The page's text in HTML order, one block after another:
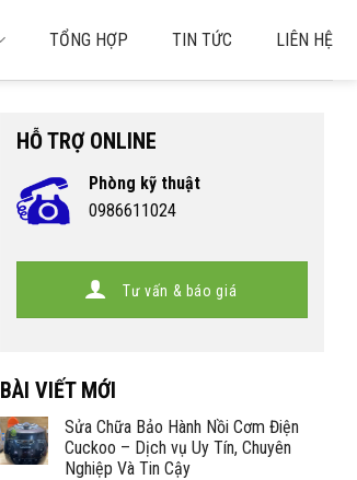
TỔNG HỢP TIN TỨC LIÊN HỆ
HỖ TRỢ ONLINE
Phòng kỹ thuật
0986611024
Tư vấn & báo giá
BÀI VIẾT MỚI
Sửa Chữa Bảo Hành Nồi Cơm Điện
Cuckoo – Dịch vụ Uy Tín, Chuyên
Nghiệp Và Tin Cậy